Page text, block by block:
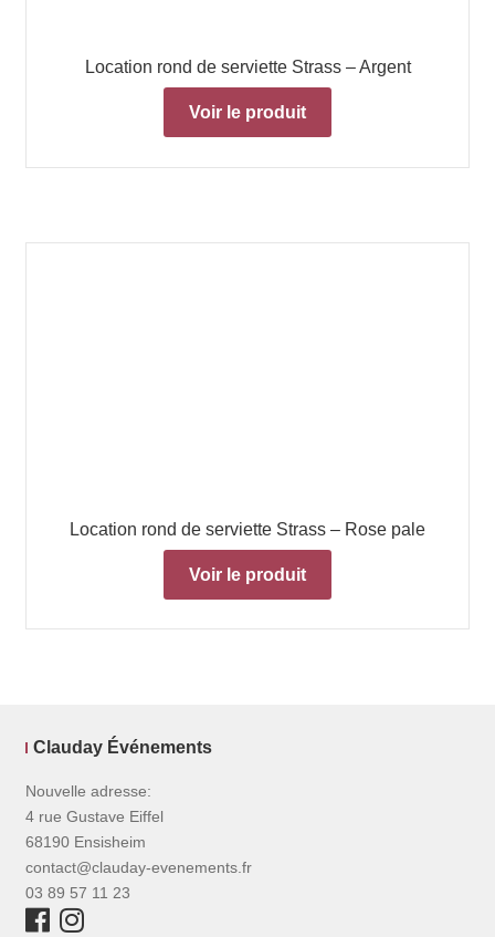
Location rond de serviette Strass – Argent
Voir le produit
Location rond de serviette Strass – Rose pale
Voir le produit
Clauday Événements
Nouvelle adresse:
4 rue Gustave Eiffel
68190 Ensisheim
contact@clauday-evenements.fr
03 89 57 11 23